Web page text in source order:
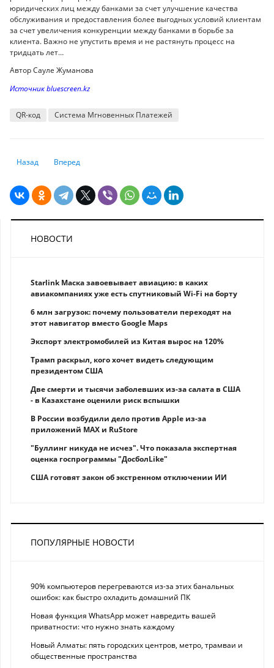
юридических лиц между банками за счет улучшение качества
обслуживания и предоставления более выгодных условий клиентам
за счет увеличения конкуренции между банками в борьбе за
клиента. Важно не упустить время и не растянуть процесс на
тридцать лет…
Автор Сауле Жуманова
Источник bluescreen.kz
QR-код Система Мгновенных Платежей
Предыдущий: Топ-9 лучших изобретений и открытий 2023 года
Назад Следующий: Миллион удаленных видеороликов: как TikTok
Вперед
НОВОСТИ
Starlink Маска завоевывает авиацию: в каких
авиакомпаниях уже есть спутниковый Wi-Fi на борту
6 млн загрузок: почему пользователи переходят на
этот навигатор вместо Google Maps
Экспорт электромобилей из Китая вырос на 120%
Трамп раскрыл, кого хочет видеть следующим
президентом США
Две смерти и тысячи заболевших из-за салата в США
- в Казахстане оценили риск вспышки
В России возбудили дело против Apple из-за
приложений MAX и RuStore
"Буллинг никуда не исчез". Что показала экспертная
оценка госпрограммы "ДосболLike"
США готовят закон об экстренном отключении ИИ
ПОПУЛЯРНЫЕ НОВОСТИ
90% компьютеров перегреваются из-за этих банальных
ошибок: как быстро охладить домашний ПК
Новая функция WhatsApp может навредить вашей
приватности: что нужно знать каждому
Новый Алматы: пять городских центров, метро, трамваи и
общественные пространства